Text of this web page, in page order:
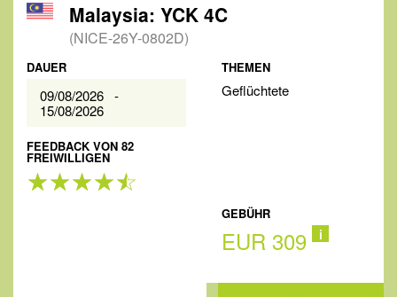
Malaysia: YCK 4C
(NICE-26Y-0802D)
DAUER
09/08/2026 -
15/08/2026
FEEDBACK VON 82
FREIWILLIGEN
THEMEN
Geflüchtete
GEBÜHR
EUR 309 i